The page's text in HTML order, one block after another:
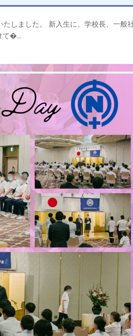
しました。 新入生に、学校長、一般
て�...